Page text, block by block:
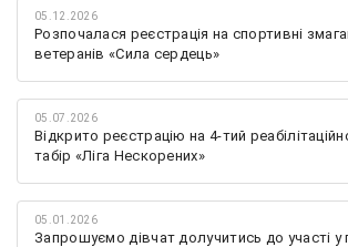
05.12.2026
Розпочалася реєстрація на спортивні
ветеранів «Сила сердець»
05.07.2026
Відкрито реєстрацію на 4-тий
табір «Ліга Нескорених»
05.01.2026
Запрошуємо дівчат долучитись до участі у